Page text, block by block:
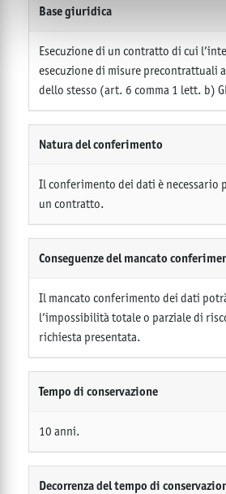
Base giuridica
Esecuzione di un contratto di cui
esecuzione di misure precontrattuali
dello stesso (art. 6 comma 1 lett. b)
Natura del conferimento
Il conferimento dei dati è necessario
un contratto.
Conseguenze del mancato
Il mancato conferimento dei dati
l’impossibilità totale o parziale di
richiesta presentata.
Tempo di conservazione
10 anni.
Decorrenza del tempo di